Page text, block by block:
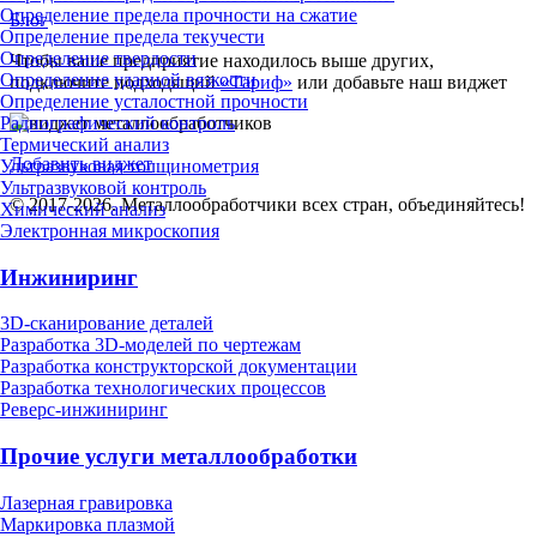
Определение предела прочности на сжатие
Определение предела текучести
Определение твердости
Определение ударной вязкости
Определение усталостной прочности
Радиографический контроль
Термический анализ
Ультразвуковая толщинометрия
Ультразвуковой контроль
Химический анализ
Электронная микроскопия
Инжиниринг
3D-сканирование деталей
Разработка 3D-моделей по чертежам
Разработка конструкторской документации
Разработка технологических процессов
Реверс-инжиниринг
Прочие услуги металлообработки
Лазерная гравировка
Маркировка плазмой
Блог
Чтобы ваше предприятие находилось выше других,
подключите подходящий«Тариф» или добавьте наш виджет
Добавить виджет
© 2017-2026. Металлообработчики всех стран, объединяйтесь!